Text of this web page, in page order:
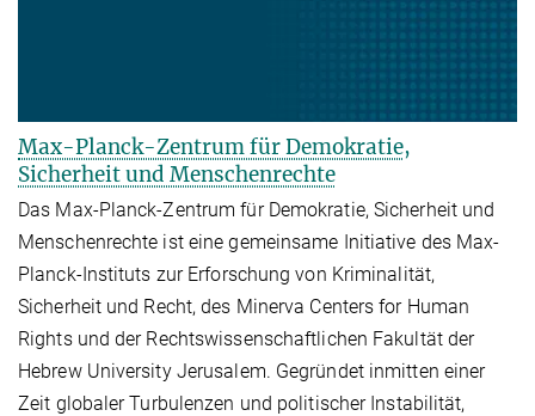
Max-Planck-Zentrum für Demokratie,
Sicherheit und Menschenrechte
Das Max-Planck-Zentrum für Demokratie, Sicherheit und
Menschenrechte ist eine gemeinsame Initiative des Max-
Planck-Instituts zur Erforschung von Kriminalität,
Sicherheit und Recht, des Minerva Centers for Human
Rights und der Rechtswissenschaftlichen Fakultät der
Hebrew University Jerusalem. Gegründet inmitten einer
Zeit globaler Turbulenzen und politischer Instabilität,